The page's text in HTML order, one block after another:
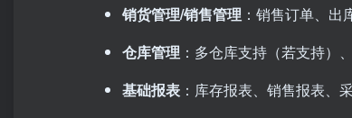
销货管理/销售管理 ：销售订单、出
仓库管理 ：多仓库支持（若支持）
基础报表 ：库存报表、销售报表、